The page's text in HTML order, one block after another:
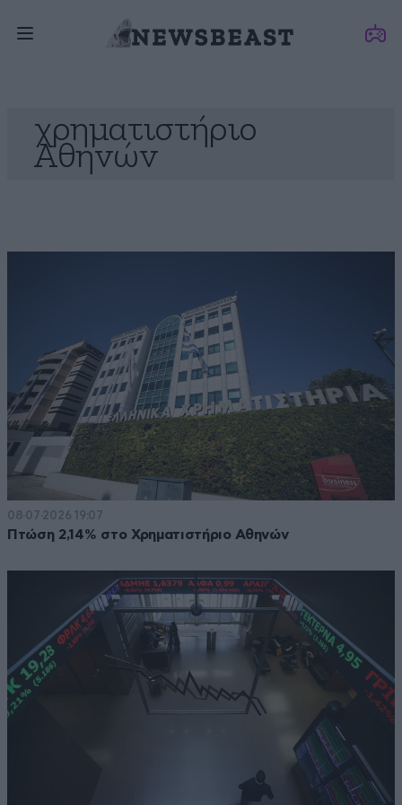
χρηματιστήριο
Αθηνών
08·07·2026 19:07
Πτώση 2,14% στο Χρηματιστήριο Αθηνών